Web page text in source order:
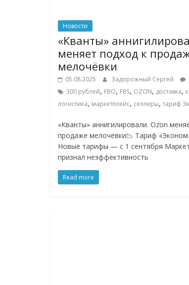
Новости
«Кванты»
меняет подход к
мелочёвки
05.08.2025 Задорожный Сергей
300 рублей, FBO, FBS, OZON, доставка,
логистика, маркетплейс, селлеры, тариф
«Кванты» аннигилировали. Ozon
продаже мелочёвки📉 Тариф
Новые тарифы — с 1 сентября
признал неэффективность
Read more